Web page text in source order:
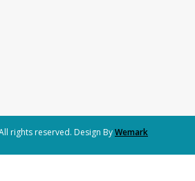
rights reserved. Design ByWemark